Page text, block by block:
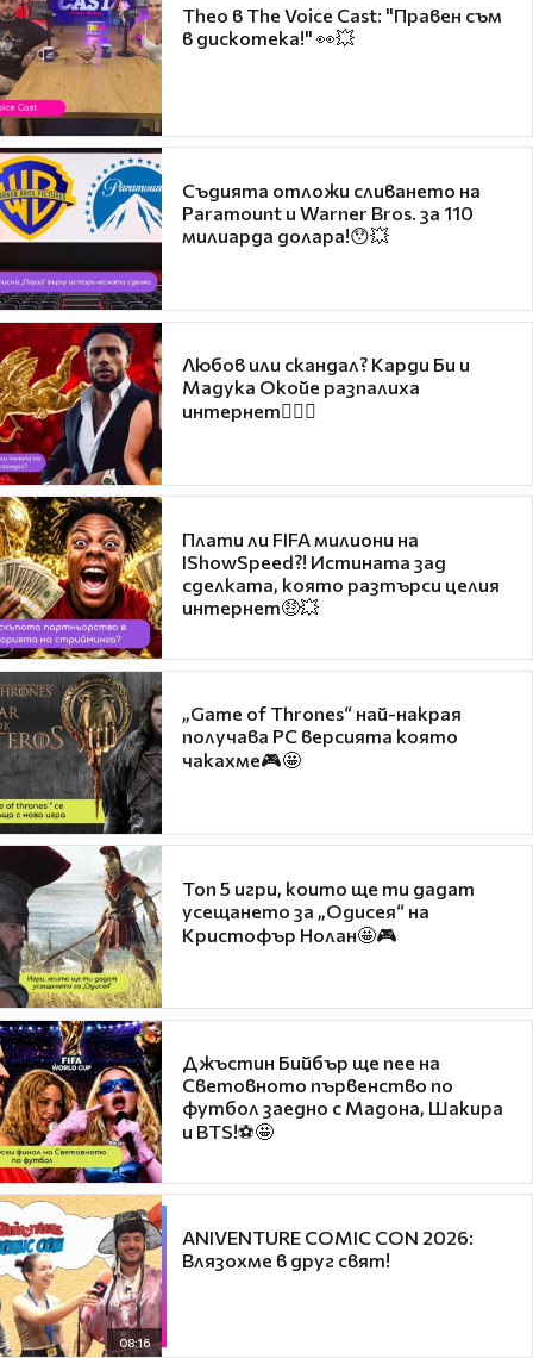
Theo в The Voice Cast: "Правен съм
в дискотека!" 👀💥
Съдията отложи сливането на
Paramount и Warner Bros. за 110
милиарда долара!😯💥
Любов или скандал? Карди Би и
Мадука Окойе разпалиха
интернет❤️‍🔥🔥
Плати ли FIFA милиони на
IShowSpeed?! Истината зад
сделката, която разтърси целия
интернет🤑💥
„Game of Thrones“ най-накрая
получава PC версията която
чакахме🎮🤩
Топ 5 игри, които ще ти дадат
усещането за „Одисея“ на
Кристофър Нолан🤩🎮
Джъстин Бийбър ще пее на
Световното първенство по
футбол заедно с Мадона, Шакира
и BTS!⚽🤩
08:16
ANIVENTURE COMIC CON 2026:
Влязохме в друг свят!